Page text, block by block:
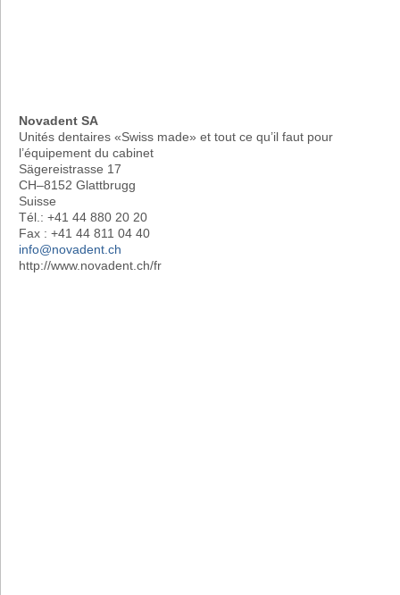
Novadent SA
Unités dentaires «Swiss made» et tout ce qu’il faut pour
l’équipement du cabinet
Sägereistrasse 17
CH–8152 Glattbrugg
Suisse
Tél.: +41 44 880 20 20
Fax : +41 44 811 04 40
info@novadent.ch
http://www.novadent.ch/fr